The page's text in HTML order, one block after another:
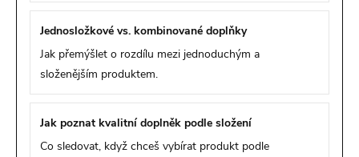
Jednosložkové vs. kombinované doplňky
Jak přemýšlet o rozdílu mezi jednoduchým a
složenějším produktem.
Jak poznat kvalitní doplněk podle složení
Co sledovat, když chceš vybírat produkt podle